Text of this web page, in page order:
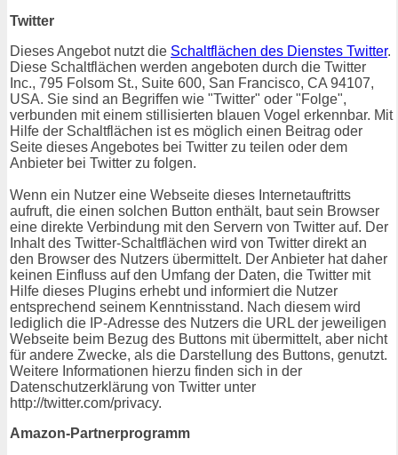
Twitter
Dieses Angebot nutzt die Schaltflächen des Dienstes Twitter.
Diese Schaltflächen werden angeboten durch die Twitter
Inc., 795 Folsom St., Suite 600, San Francisco, CA 94107,
USA. Sie sind an Begriffen wie "Twitter" oder "Folge",
verbunden mit einem stillisierten blauen Vogel erkennbar. Mit
Hilfe der Schaltflächen ist es möglich einen Beitrag oder
Seite dieses Angebotes bei Twitter zu teilen oder dem
Anbieter bei Twitter zu folgen.
Wenn ein Nutzer eine Webseite dieses Internetauftritts
aufruft, die einen solchen Button enthält, baut sein Browser
eine direkte Verbindung mit den Servern von Twitter auf. Der
Inhalt des Twitter-Schaltflächen wird von Twitter direkt an
den Browser des Nutzers übermittelt. Der Anbieter hat daher
keinen Einfluss auf den Umfang der Daten, die Twitter mit
Hilfe dieses Plugins erhebt und informiert die Nutzer
entsprechend seinem Kenntnisstand. Nach diesem wird
lediglich die IP-Adresse des Nutzers die URL der jeweiligen
Webseite beim Bezug des Buttons mit übermittelt, aber nicht
für andere Zwecke, als die Darstellung des Buttons, genutzt.
Weitere Informationen hierzu finden sich in der
Datenschutzerklärung von Twitter unter
http://twitter.com/privacy.
Amazon-Partnerprogramm